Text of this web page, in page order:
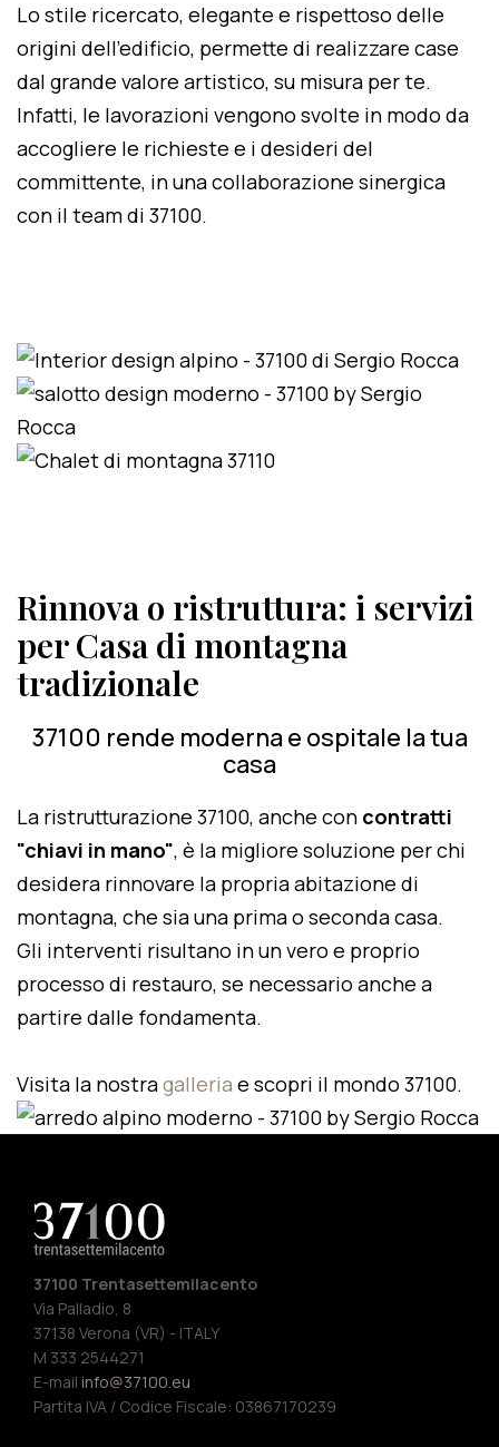
Lo stile ricercato, elegante e rispettoso delle
origini dell'edificio, permette di realizzare case
dal grande valore artistico, su misura per te.
Infatti, le lavorazioni vengono svolte in modo da
accogliere le richieste e i desideri del
committente, in una collaborazione sinergica
con il team di 37100.
Rinnova o ristruttura: i servizi
per Casa di montagna
tradizionale
37100 rende moderna e ospitale la tua
casa
La ristrutturazione 37100, anche con contratti
"chiavi in mano", è la migliore soluzione per chi
desidera rinnovare la propria abitazione di
montagna, che sia una prima o seconda casa.
Gli interventi risultano in un vero e proprio
processo di restauro, se necessario anche a
partire dalle fondamenta.
Visita la nostragalleria e scopri il mondo 37100.
37100 Trentasettemilacento
Via Palladio, 8
37138 Verona (VR) - ITALY
M 333 2544271
E-mail info@37100.eu
Partita IVA / Codice Fiscale: 03867170239